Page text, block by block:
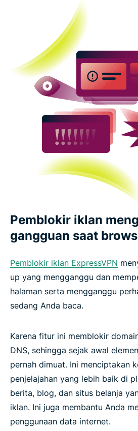
Pemblokir iklan
gangguan saat
Pemblokir iklan ExpressVPN
up yang mengganggu dan
halaman serta mengganggu
sedang Anda baca.
Karena fitur ini memblokir
DNS, sehingga sejak awal
pernah dimuat. Ini menciptakan
penjelajahan yang lebih baik di
berita, blog, dan situs belanja
iklan. Ini juga membantu Anda
penggunaan data internet.